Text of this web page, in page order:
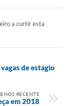
a curtir esta
de estágio
RECENTE
em 2018